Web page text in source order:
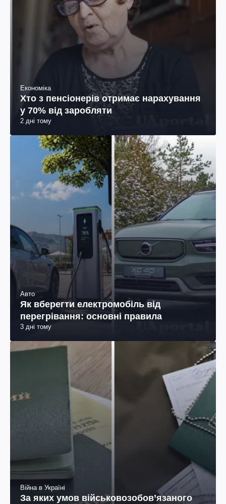
Економіка
Хто з пенсіонерів отримає нарахування
у 70% від заробляти
2 дні тому
Авто
Як вберегти електромобіль від
перегрівання: основні правила
3 дні тому
Війна в Україні
За яких умов військовозобов’язаного